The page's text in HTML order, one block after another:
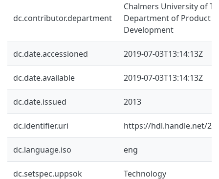
dc.contributor.department
Chalmers University of
Department of Product
Development
dc.date.accessioned 2019-07-03T13:14:13Z
dc.date.available 2019-07-03T13:14:13Z
dc.date.issued 2013
dc.identifier.uri https://hdl.handle.net/
dc.language.iso eng
dc.setspec.uppsok Technology